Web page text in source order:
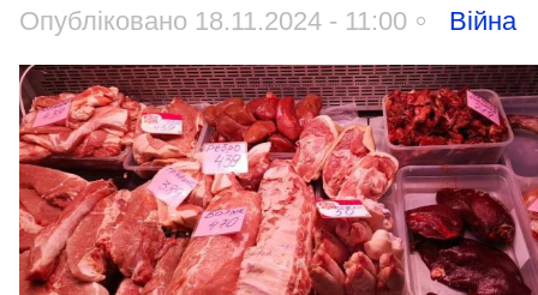
Опубліковано 18.11.2024 - 11:00 Війна